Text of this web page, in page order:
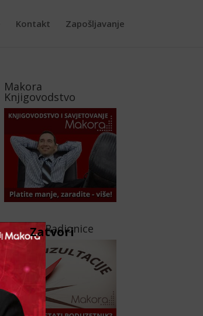
Kontakt Zapošljavanje
Makora
Knjigovodstvo
Makora Radionice
Zatvori